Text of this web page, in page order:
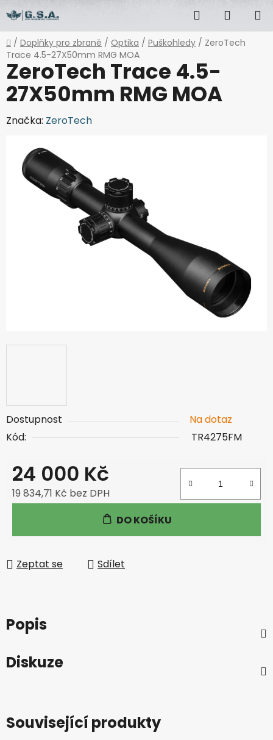
na
obsah
Hledat
KOŠÍK
Domů
/ Doplňky pro zbraně / Optika / Puškohledy / ZeroTech
Trace 4.5-27X50mm RMG MOA
Dostupnost
Na dotaz
Kód:
TR4275FM
24 000 Kč
19 834,71 Kč bez DPH
DO KOŠÍKU
Zeptat se Sdílet
ZeroTech Trace 4.5-
27X50mm RMG MOA
Značka: ZeroTech
Popis
Diskuze
Související produkty